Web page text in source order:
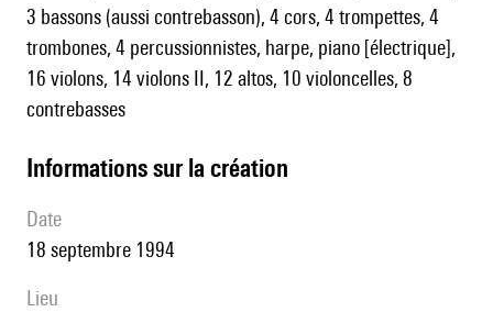
3 bassons (aussi contrebasson), 4 cors, 4 trompettes, 4
trombones, 4 percussionnistes, harpe, piano [électrique],
16 violons, 14 violons II, 12 altos, 10 violoncelles, 8
contrebasses
informations sur la création
date
18 septembre 1994
lieu